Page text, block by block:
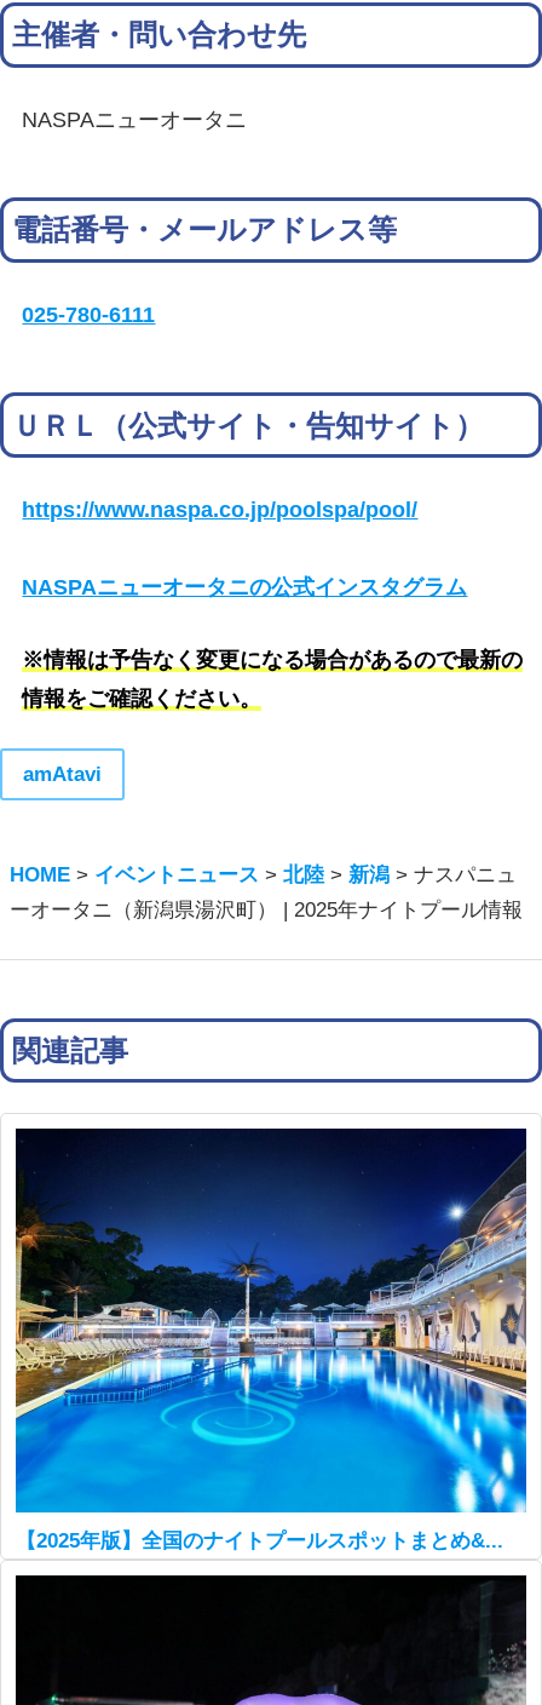
主催者・問い合わせ先
NASPAニューオータニ
電話番号・メールアドレス等
025-780-6111
ＵＲＬ（公式サイト・告知サイト）
https://www.naspa.co.jp/poolspa/pool/
NASPAニューオータニの公式インスタグラム
※情報は予告なく変更になる場合があるので最新の
情報をご確認ください。
amAtavi
HOME > イベントニュース >北陸 >新潟 >ナスパニュ
ーオータニ（新潟県湯沢町） | 2025年ナイトプール情報
関連記事
【2025年版】全国のナイトプールスポットまとめ&...